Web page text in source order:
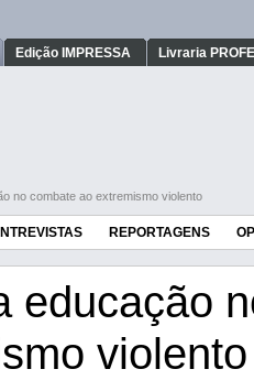
Edição IMPRESSA Livraria
no combate ao extremismo violento
REPORTAGENS
educação
violento